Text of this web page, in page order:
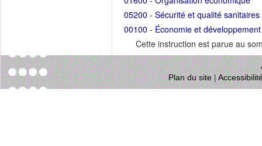
05200 - Sécurité et qualité
00100 - Économie et
Cette instruction est parue au
Plan du site|